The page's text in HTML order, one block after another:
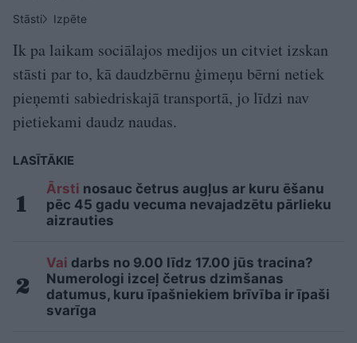
Stāsti
Izpēte
Ik pa laikam sociālajos medijos un citviet izskan
stāsti par to, kā daudzbērnu ģimeņu bērni netiek
pieņemti sabiedriskajā transportā, jo līdzi nav
pietiekami daudz naudas.
LASĪTĀKIE
Ārsti nosauc četrus augļus ar kuru ēšanu
pēc 45 gadu vecuma nevajadzētu pārlieku
aizrauties
Vai darbs no 9.00 līdz 17.00 jūs tracina?
Numerologi izceļ četrus dzimšanas
datumus, kuru īpašniekiem brīvība ir īpaši
svarīga